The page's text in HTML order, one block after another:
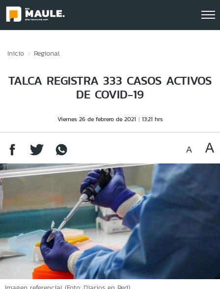
Inicio Regional
TALCA REGISTRA 333 CASOS ACTIVOS
DE COVID-19
Viernes 26 de febrero de 2021 13:21 hrs